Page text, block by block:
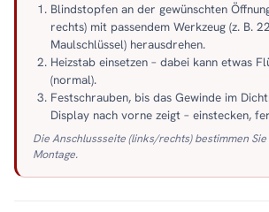
Blindstopfen an der gewünschten
rechts) mit passendem Werkzeug (z. B.
Maulschlüssel) herausdrehen.
Heizstab einsetzen – dabei kann etwas
(normal).
Festschrauben, bis das Gewinde im
Display nach vorne zeigt – einstecken,
Die Anschlussseite (links/rechts) bestimmen
Montage.